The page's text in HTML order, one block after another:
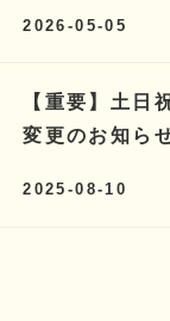
2026-05-05
【重要】土日
変更のお知ら
2025-08-10